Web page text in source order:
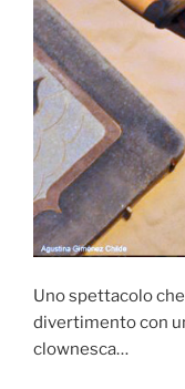
Uno spettacolo
divertimento con
clownesca…